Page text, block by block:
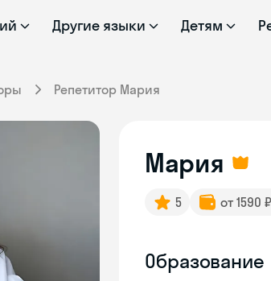
Другие языки Детям
Репетитор Мария
Мария
5 от 1590
Образование